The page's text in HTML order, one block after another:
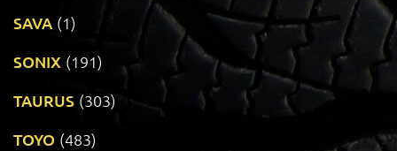
SAVA (1)
SONIX (191)
TAURUS (303)
TOYO (483)